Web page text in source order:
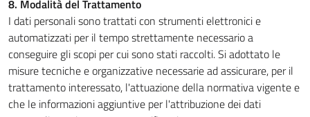
8. Modalità del Trattamento
I dati personali sono trattati con strumenti elettronici e
automatizzati per il tempo strettamente necessario a
conseguire gli scopi per cui sono stati raccolti. Si adottato le
misure tecniche e organizzative necessarie ad assicurare, per il
trattamento interessato, l'attuazione della normativa vigente e
che le informazioni aggiuntive per l'attribuzione dei dati